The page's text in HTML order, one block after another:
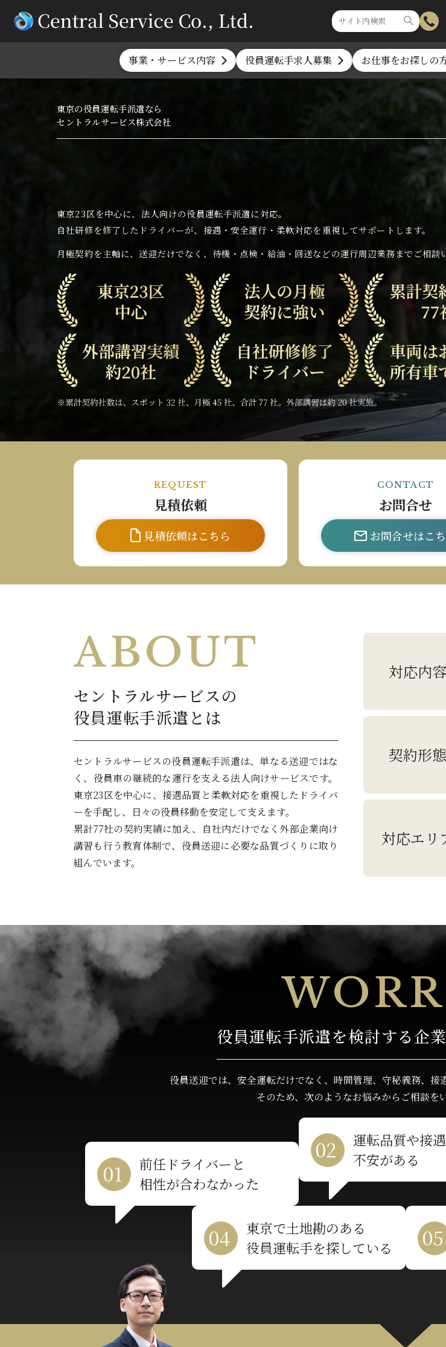
事業・サービス内容 役員運転手求人募集 お仕事をお探しの
東京の役員運転手派遣なら
セントラルサービス株式会社
東京23区を中心に、 法人向けの役員運転手派遣に対応。
自社研修を修了したドライバーが、 接遇・安全運行・柔軟対応を重視してサポートします。
月極契約を主軸に、送迎だけでなく、 待機・点検・給油・回送などの運行周辺業務までご相談
REQUEST
見積依頼
見積依頼はこちら
CONTACT
お問合せ
お問合せはこ
ABOUT
セントラルサービスの
役員運転手派遣とは
セントラルサービスの役員運転手派遣は、単なる送迎ではな
く、役員車の継続的な運行を支える法人向けサービスです。
東京23区を中心に、接遇品質と柔軟対応を重視したドライバ
ーを手配し、日々の役員移動を安定して支えます。
累計77社の契約実績に加え、自社内だけでなく外部企業向け
講習も行う教育体制で、役員送迎に必要な品質づくりに取り
組んでいます。
対応内容
契約形態
対応エリ
役員運転手派遣を検討する企
役員送迎では、安全運転だけでなく、 時間管理、守秘義務、接遇
そのため、次のようなお悩みから ご相談を
前任ドライバーと
相性が合わなかった
運転品質や接
不安がある
東京で土地勘のある
役員運転手を探している